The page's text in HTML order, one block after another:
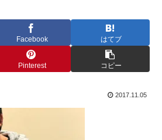
Facebook はてブ
Pinterest コピー
2017.11.05